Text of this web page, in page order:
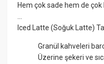
Hem çok sade hem de
...
Iced Latte (Soğuk Latte)
Granül kahveleri
Üzerine şekeri ve